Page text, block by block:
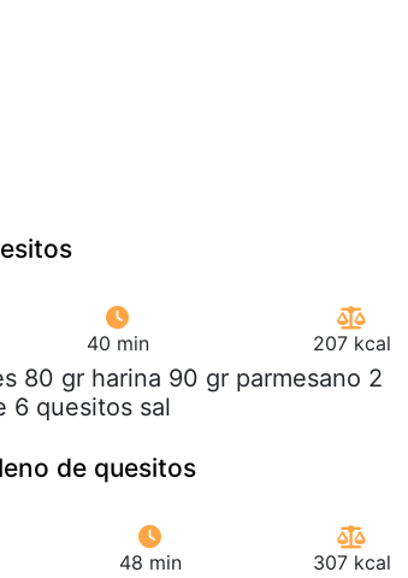
40 min 207 kcal
80 gr harina 90 gr parmesano 2
6 quesitos sal
de quesitos
48 min 307 kcal